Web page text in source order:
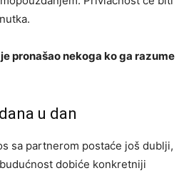
pronašao nekoga ko ga razume
u dan
sa partnerom postaće još dublji,
dobiće konkretniji